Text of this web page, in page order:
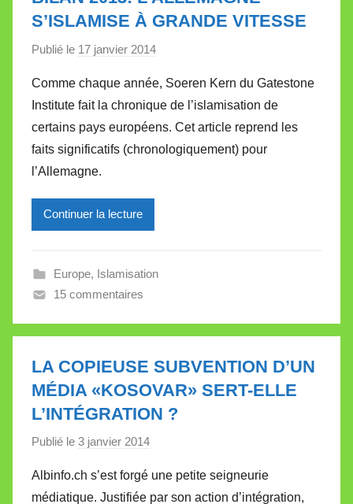
e
S’ISLAMISE À GRANDE VITESSE
Publié le 17 janvier 2014
r
M
i
r
V
l
t
t
e
Comme chaque année, Soeren Kern du Gatestone
Institute fait la chronique de l’islamisation de
certains pays européens. Cet article reprend les
faits significatifs (chronologiquement) pour
l’Allemagne.
Continuer la lecture
Europe, Islamisation
15 commentaires
LA COPIEUSE SUBVENTION D’UN
MÉDIA «KOSOVAR» SERT-ELLE
L’INTÉGRATION ?
Publié le 3 janvier 2014
r
Albinfo.ch s’est forgé une petite seigneurie
médiatique. Justifiée par son action d’intégration,